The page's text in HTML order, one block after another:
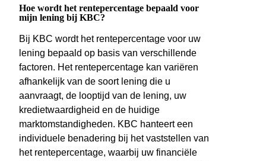
Hoe wordt het rentepercentage bepaald voor
mijn lening bij KBC?
Bij KBC wordt het rentepercentage voor uw
lening bepaald op basis van verschillende
factoren. Het rentepercentage kan variëren
afhankelijk van de soort lening die u
aanvraagt, de looptijd van de lening, uw
kredietwaardigheid en de huidige
marktomstandigheden. KBC hanteert een
individuele benadering bij het vaststellen van
het rentepercentage, waarbij uw financiële